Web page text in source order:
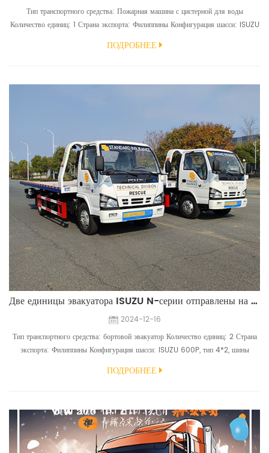
Тип транспортного средства: Пожарная машина с цистерной для воды
Количество единиц: 1 Страна экспорта: Филиппины Конфигурация шасси: ISUZU
4HK1-TCG61 (190 л.с.), шины 235.75R17.5 Конфигурация надстройки:
ПОДРОБНЕЕ
Две единицы эвакуатора ISUZU N-серии отправлены на Филиппины
2024-12-16
Тип транспортного средства: бортовой эвакуатор Количество единиц: 2 Страна
экспорта: Филиппины Конфигурация шасси: ISUZU 600P, тип 4*2, шины
надстройки: лебедка грузоподъемностью 4000 кг, бортовая платформа длиной
ПОДРОБНЕЕ